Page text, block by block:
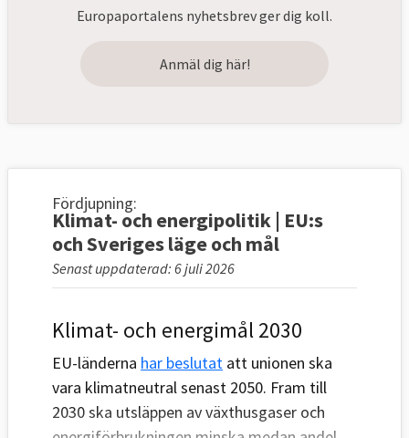
Europaportalens nyhetsbrev ger dig koll.
Anmäl dig här!
Fördjupning:
Klimat- och energipolitik | EU:s
och Sveriges läge och mål
Senast uppdaterad: 6 juli 2026
Klimat- och energimål 2030
EU-länderna har beslutat att unionen ska
vara klimatneutral senast 2050. Fram till
2030 ska utsläppen av växthusgaser och